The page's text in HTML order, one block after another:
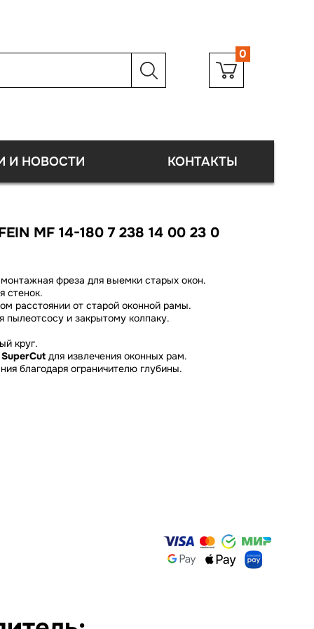
0
И НОВОСТИ КОНТАКТЫ
MF 14-180 7 238 14 00 23 0
фреза для выемки старых окон.
стенок.
расстоянии от старой оконной рамы.
пылеотсосу и закрытому колпаку.
круг.
SuperCutдля извлечения оконных рам.
благодаря ограничителю глубины.